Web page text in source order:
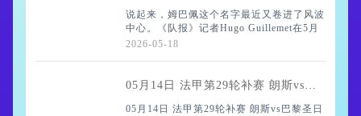
说起来，姆巴佩这个名字最近又卷进了风波
中心。《队报》记者Hugo Guillemet在5月
17日的专栏里，把他比作一个“时代符
2026-05-18
05月14日 法甲第29轮补赛 朗斯vs巴黎圣日耳曼 全场录像
05月14日 法甲第29轮补赛 朗斯vs巴黎圣日